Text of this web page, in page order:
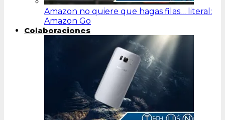
Amazon no quiere que hagas filas… literal:
Amazon Go
Colaboraciones